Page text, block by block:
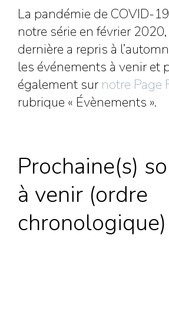
La pandémie de COVID-
notre série en février
dernière a repris à
les événements à venir et
également sur notre Page
rubrique « Évènements ».
Prochaine(s)
à venir (ordre
chronologique)